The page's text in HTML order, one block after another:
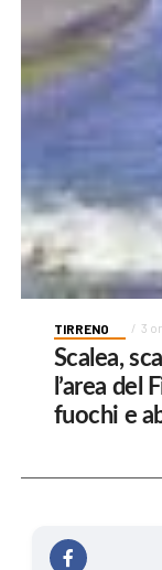
TIRRENO 3
Scalea,
l’area del
fuochi e